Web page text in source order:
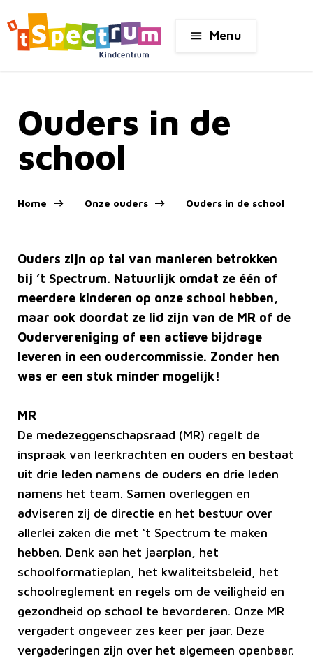
Menu
Ouders in de
school
Home Onze ouders Ouders in de school
Ouders zijn op tal van manieren betrokken
bij ’t Spectrum. Natuurlijk omdat ze één of
meerdere kinderen op onze school hebben,
maar ook doordat ze lid zijn van de MR of de
Oudervereniging of een actieve bijdrage
leveren in een oudercommissie. Zonder hen
was er een stuk minder mogelijk!
MR
De medezeggenschapsraad (MR) regelt de
inspraak van leerkrachten en ouders en bestaat
uit drie leden namens de ouders en drie leden
namens het team. Samen overleggen en
adviseren zij de directie en het bestuur over
allerlei zaken die met ‘t Spectrum te maken
hebben. Denk aan het jaarplan, het
schoolformatieplan, het kwaliteitsbeleid, het
schoolreglement en regels om de veiligheid en
gezondheid op school te bevorderen. Onze MR
vergadert ongeveer zes keer per jaar. Deze
vergaderingen zijn over het algemeen openbaar.